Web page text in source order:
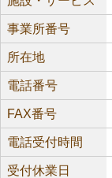
事業所番号
所在地
電話番号
FAX番号
電話受付時間
受付休業日